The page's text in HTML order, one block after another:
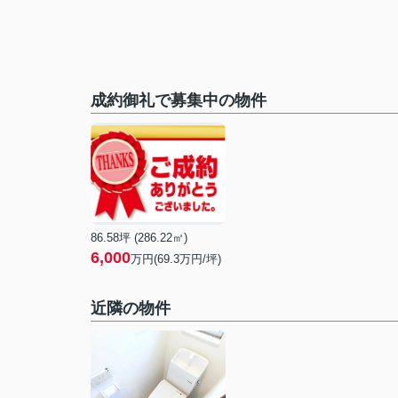
成約御礼で募集中の物件
86.58坪 (286.22㎡)
6,000万円(69.3万円/坪)
近隣の物件